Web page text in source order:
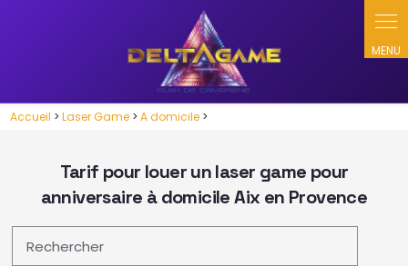
Accueil >Laser Game >A domicile >
Tarif pour louer un laser game pour
anniversaire à domicile Aix en Provence
Rechercher